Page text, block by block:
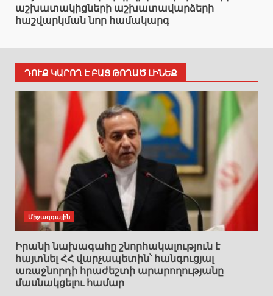
աշխատակիցների աշխատավարձերի
հաշվարկման նոր համակարգ
ԴՈՒՔ ԿԱՐՈՂ Է ԲԱՑ ԹՈՂԱԾ ԼԻՆԵՔ
Միջազգային
Իրանի նախագահը շնորհակալություն է
հայտնել ՀՀ վարչապետին՝ հանգուցյալ
առաջնորդի հրաժեշտի արարողությանը
մասնակցելու համար